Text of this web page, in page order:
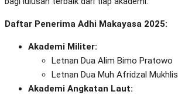
Daftar Penerima Adhi Makayasa 2025:
Akademi Militer:
Letnan Dua Alim Bimo Pratowo
Letnan Dua Muh Afridzal Mukhlis
Akademi Angkatan Laut: